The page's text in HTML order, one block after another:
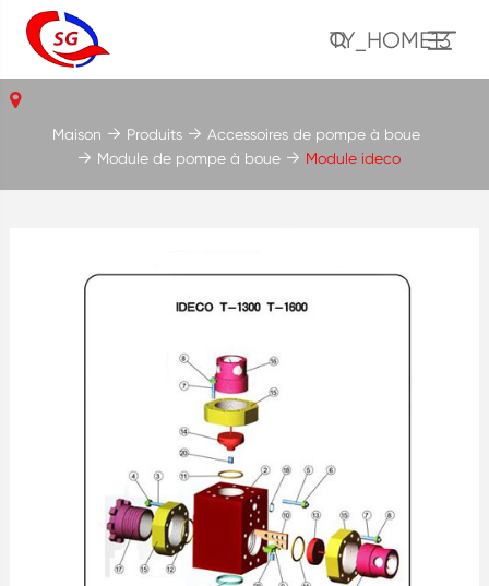
TY_HOME13
Maison Produits
Accessoires de pompe à boue
Module de pompe à boue
Module ideco